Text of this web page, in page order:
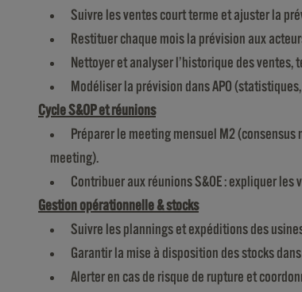
Suivre les ventes court terme et ajuster la
Restituer chaque mois la prévision aux
Nettoyer et analyser l’historique des
Modéliser la prévision dans APO
Cycle S&OP et réunions
Préparer le meeting mensuel M2
meeting).
Contribuer aux réunions S&OE : expliquer
Gestion opérationnelle & stocks
Suivre les plannings et expéditions des
Garantir la mise à disposition des stocks
Alerter en cas de risque de rupture et